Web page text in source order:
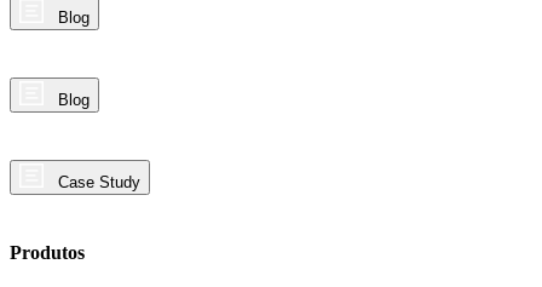
Blog
Blog
Case Study
Produtos